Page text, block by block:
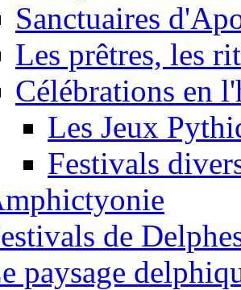
Sanctuaires
Les prêtres, les
Célébrations en
Les Jeux
Festivals
de
paysage